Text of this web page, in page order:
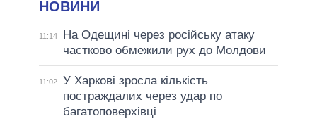
НОВИНИ
11:14
На Одещині через російську атаку
частково обмежили рух до Молдови
11:02
У Харкові зросла кількість
постраждалих через удар по
багатоповерхівці